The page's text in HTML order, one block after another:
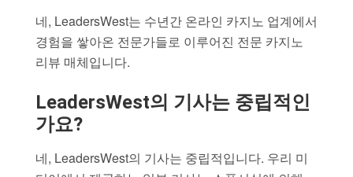
네, LeadersWest는 수년간 온라인 카지노 업계에서
경험을 쌓아온 전문가들로 이루어진 전문 카지노
리뷰 매체입니다.
LeadersWest의 기사는 중립적인
가요?
네, LeadersWest의 기사는 중립적입니다. 우리 미